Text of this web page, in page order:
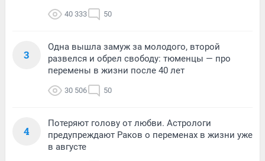
40 333 50
3
Одна вышла замуж за молодого, второй
развелся и обрел свободу: тюменцы — про
перемены в жизни после 40 лет
30 506 50
4
Потеряют голову от любви. Астрологи
предупреждают Раков о переменах в жизни уже
в августе